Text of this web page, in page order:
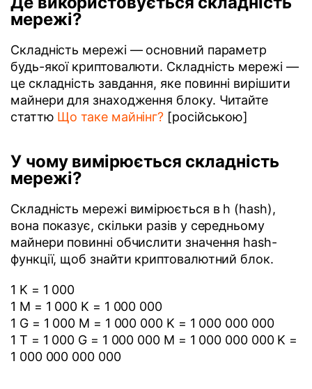
мережі?
Складність мережі — основний параметр
будь-якої криптовалюти. Складність мережі —
це складність завдання, яке повинні вирішити
майнери для знаходження блоку. Читайте
статтю Що таке майнінг? [російською]
У чому вимірюється складність
мережі?
Складність мережі вимірюється в h (hash),
вона показує, скільки разів у середньому
майнери повинні обчислити значення hash-
функції, щоб знайти криптовалютний блок.
1 K = 1 000
1 M = 1 000 K = 1 000 000
1 G = 1 000 M = 1 000 000 K = 1 000 000 000
1 T = 1 000 G = 1 000 000 M = 1 000 000 000 K =
1 000 000 000 000